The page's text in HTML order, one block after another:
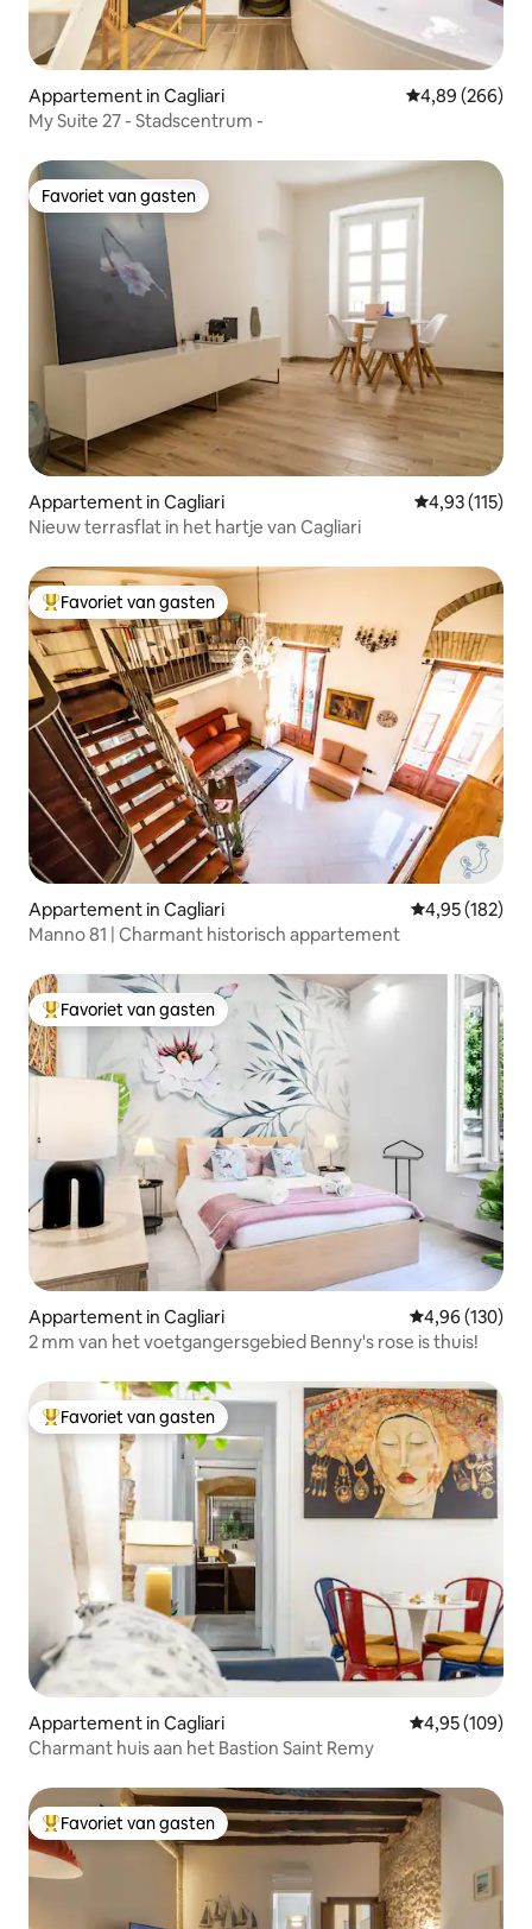
Appartement in Cagliari Gemiddelde
4,89 (266)
My Suite 27 - Stadscentrum -
Favoriet van gasten
Favoriet van gasten
Appartement in Cagliari Gemiddelde
4,93 (115)
Nieuw terrasflat in het hartje van Cagliari
Topfavoriet van gasten
Favoriet van gasten
Appartement in Cagliari Gemiddelde
4,95 (182)
Manno 81 | Charmant historisch appartement
Topfavoriet van gasten
Favoriet van gasten
Appartement in Cagliari Gemiddelde
4,96 (130)
2 mm van het voetgangersgebied Benny's rose is thuis!
Topfavoriet van gasten
Favoriet van gasten
Appartement in Cagliari Gemiddelde
4,95 (109)
Charmant huis aan het Bastion Saint Remy
Topfavoriet van gasten
Favoriet van gasten